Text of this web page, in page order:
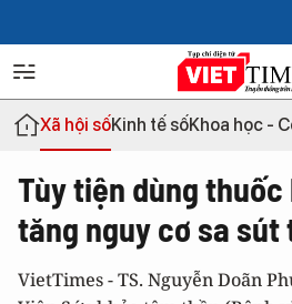
Xã hội sốKinh tế sốKhoa học -
Tùy tiện dùng thuốc
tăng nguy cơ sa sút
VietTimes - TS. Nguyễn Doãn